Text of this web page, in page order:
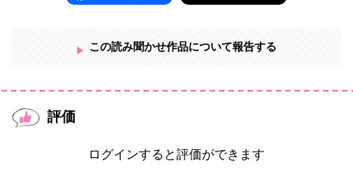
この読み聞かせ作品について報告する
評価
ログインすると評価ができます